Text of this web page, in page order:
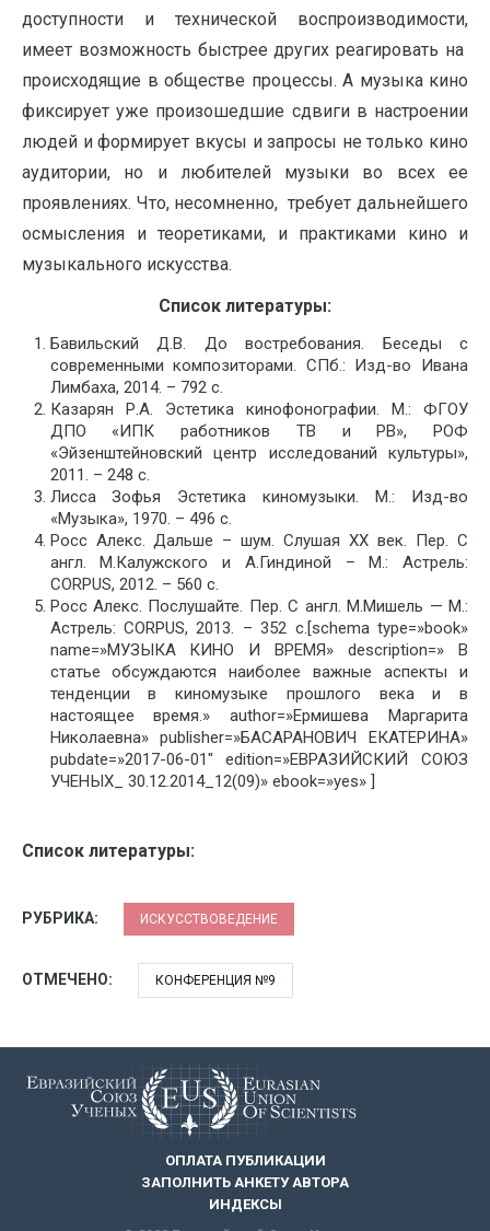
доступности и технической воспроизводимости,
имеет возможность быстрее других реагировать на
происходящие в обществе процессы. А музыка кино
фиксирует уже произошедшие сдвиги в настроении
людей и формирует вкусы и запросы не только кино
аудитории, но и любителей музыки во всех ее
проявлениях. Что, несомненно, требует дальнейшего
осмысления и теоретиками, и практиками кино и
музыкального искусства.
Список литературы:
Бавильский Д.В. До востребования. Беседы с
современными композиторами. СПб.: Изд-во Ивана
Лимбаха, 2014. – 792 с.
Казарян Р.А. Эстетика кинофонографии. М.: ФГОУ
ДПО «ИПК работников ТВ и РВ», РОФ
«Эйзенштейновский центр исследований культуры»,
2011. – 248 с.
Лисса Зофья Эстетика киномузыки. М.: Изд-во
«Музыка», 1970. – 496 с.
Росс Алекс. Дальше – шум. Слушая ХХ век. Пер. С
англ. М.Калужского и А.Гиндиной – М.: Астрель:
CORPUS, 2012. – 560 с.
Росс Алекс. Послушайте. Пер. С англ. М.Мишель — М.:
Астрель: CORPUS, 2013. – 352 с.[schema type=»book»
name=»МУЗЫКА КИНО И ВРЕМЯ» description=» В
статье обсуждаются наиболее важные аспекты и
тенденции в киномузыке прошлого века и в
настоящее время.» author=»Ермишева Маргарита
Николаевна» publisher=»БАСАРАНОВИЧ ЕКАТЕРИНА»
pubdate=»2017-06-01″ edition=»ЕВРАЗИЙСКИЙ СОЮЗ
УЧЕНЫХ_ 30.12.2014_12(09)» ebook=»yes» ]
Список литературы:
РУБРИКА: ИСКУССТВОВЕДЕНИЕ
ОТМЕЧЕНО: КОНФЕРЕНЦИЯ №9
ОПЛАТА ПУБЛИКАЦИИ
ЗАПОЛНИТЬ АНКЕТУ АВТОРА
ИНДЕКСЫ